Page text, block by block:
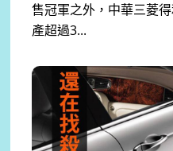
售冠軍之外，中華三菱
產超過3...